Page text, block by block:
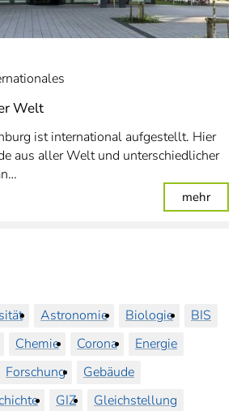
Astronomie Biologie
BIS
Chemie Corona
Energie
Forschung
Gebäude
GIZ
Gleichstellung
Welt
ist international aufgestellt. Hier
aus aller Welt und unterschiedlicher
mehr: